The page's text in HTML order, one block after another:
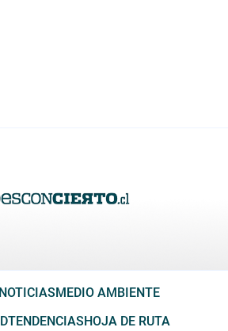
MEDIO AMBIENTE
TENDENCIASHOJA DE RUTA